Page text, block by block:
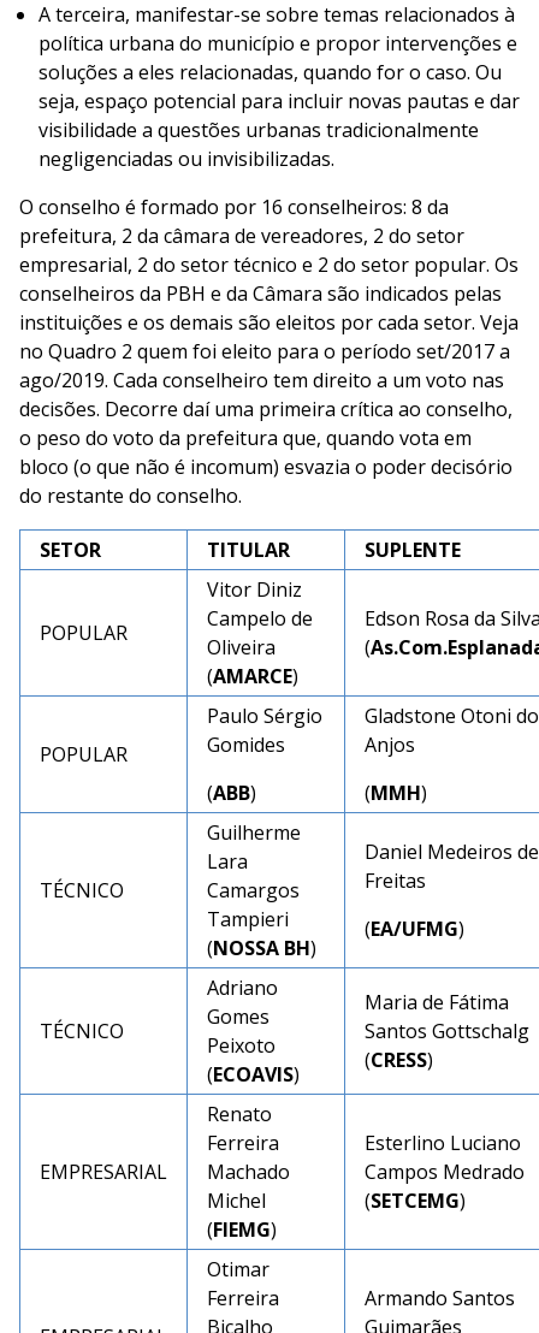
A terceira, manifestar-se sobre temas relacionados à
política urbana do município e propor intervenções e
soluções a eles relacionadas, quando for o caso. Ou
seja, espaço potencial para incluir novas pautas e dar
visibilidade a questões urbanas tradicionalmente
negligenciadas ou invisibilizadas.
O conselho é formado por 16 conselheiros: 8 da
prefeitura, 2 da câmara de vereadores, 2 do setor
empresarial, 2 do setor técnico e 2 do setor popular. Os
conselheiros da PBH e da Câmara são indicados pelas
instituições e os demais são eleitos por cada setor. Veja
no Quadro 2 quem foi eleito para o período set/2017 a
ago/2019. Cada conselheiro tem direito a um voto nas
decisões. Decorre daí uma primeira crítica ao conselho,
o peso do voto da prefeitura que, quando vota em
bloco (o que não é incomum) esvazia o poder decisório
do restante do conselho.
SETOR TITULAR SUPLENTE
POPULAR
Vitor Diniz
Campelo de
Oliveira
(AMARCE)
Edson Rosa da
(
POPULAR
Paulo Sérgio
Gomides
(ABB)
Gladstone Otoni
Anjos
(MMH)
TÉCNICO
Guilherme
Lara
Camargos
Tampieri
(NOSSA BH)
Daniel Medeiros de
Freitas
(EA/UFMG)
TÉCNICO
Adriano
Gomes
Peixoto
(ECOAVIS)
Maria de Fátima
Santos Gottschalg
(CRESS)
EMPRESARIAL
Renato
Ferreira
Machado
Michel
(FIEMG)
Esterlino Luciano
Campos Medrado
(SETCEMG)
Otimar
Ferreira
Bicalho
Armando Santos
Guimarães